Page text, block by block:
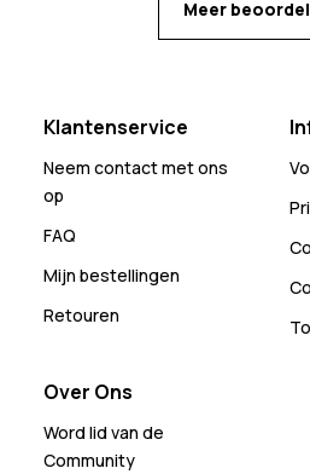
Meer
Klantenservice
Neem contact met ons
op
FAQ
Mijn bestellingen
Retouren
Over Ons
Word lid van de
Community